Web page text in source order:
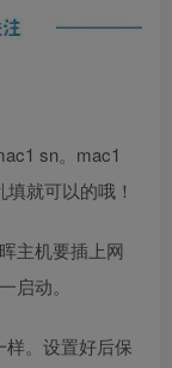
sn。mac1
就可以的哦！
主机要插上网
启动。
。设置好后保